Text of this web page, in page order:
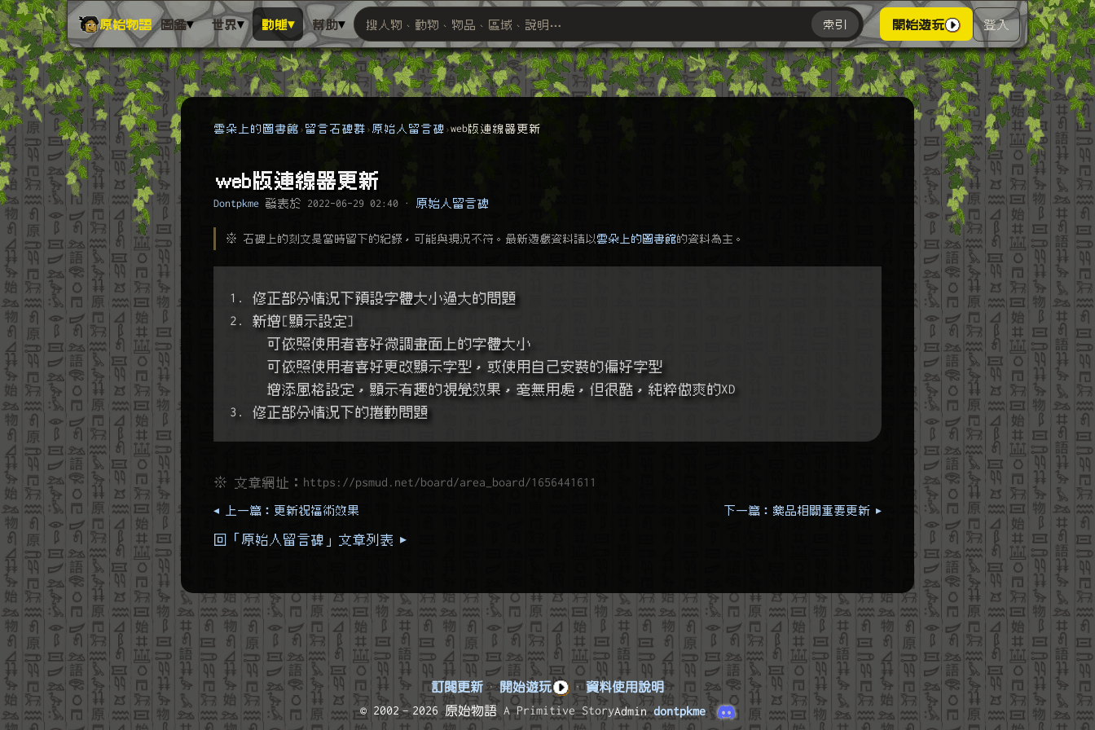
原始物語 圖鑑▾ 世界▾ 動態▾ 幫助▾
搜尋萬物索引
搜人物、動物、物品、區域、說明⋯ 索引 開始遊玩 登入
雲朵上的圖書館 留言石碑群 原始人留言碑 web版連線器更新
web版連線器更新
Dontpkme 發表於 2022-06-29 02:40 · 原始人留言碑
※ 石碑上的刻文是當時留下的紀錄，可能與現況不符。最新遊戲資料請以 雲朵上的圖書館的資料為主。
1. 修正部分情況下預設字體大小過大的問題
2. 新增[顯示設定]
     可依照使用者喜好微調畫面上的字體大小
     可依照使用者喜好更改顯示字型，或使用自己安裝的偏好字型
     增添風格設定，顯示有趣的視覺效果，毫無用處，但很酷，純粹做爽的XD
3. 修正部分情況下的捲動問題
※ 文章網址： https://psmud.net/board/area_board/1656441611
◂ 上一篇：更新祝福術效果 下一篇：藥品相關重要更新 ▸
回「原始人留言碑」文章列表 ▸
訂閱更新 · 開始遊玩 · 資料使用說明
© 2002–2026 原始物語 A Primitive StoryAdmindontpkme